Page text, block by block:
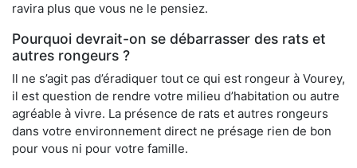
ravira plus que vous ne le pensiez.
Pourquoi devrait-on se débarrasser des rats et
autres rongeurs ?
Il ne s’agit pas d’éradiquer tout ce qui est rongeur à Vourey,
il est question de rendre votre milieu d’habitation ou autre
agréable à vivre. La présence de rats et autres rongeurs
dans votre environnement direct ne présage rien de bon
pour vous ni pour votre famille.